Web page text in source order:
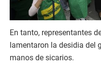
En tanto, representantes
lamentaron la desidia del
manos de sicarios.